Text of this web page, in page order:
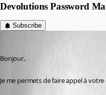
Devolutions Password
Subscribe
Bonjour,
Je me permets de faire appel à